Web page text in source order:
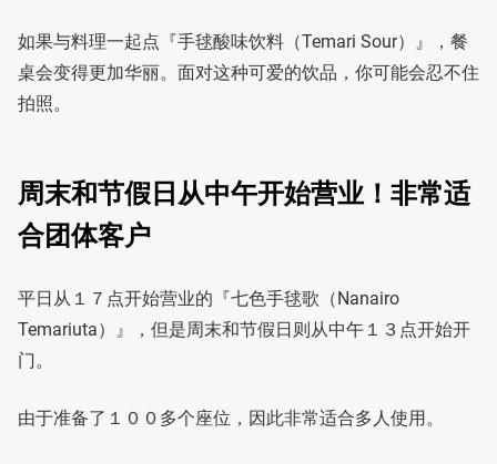
如果与料理一起点『手毬酸味饮料（Temari Sour）』，餐
桌会变得更加华丽。面对这种可爱的饮品，你可能会忍不住
拍照。
周末和节假日从中午开始营业！非常适
合团体客户
平日从１７点开始营业的『七色手毬歌（Nanairo
Temariuta）』，但是周末和节假日则从中午１３点开始开
门。
由于准备了１００多个座位，因此非常适合多人使用。